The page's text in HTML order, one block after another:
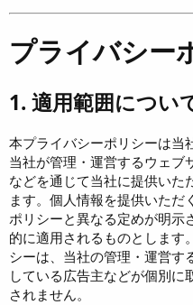
プライバシー
1. 適用範囲につい
本プライバシーポリシーは当
当社が管理・運営するウェブ
などを通じて当社に提供いた
ます。個人情報を提供いただ
ポリシーと異なる定めが明示
的に適用されるものとします
シーは、当社の管理・運営す
している広告主などが個別に
されません。